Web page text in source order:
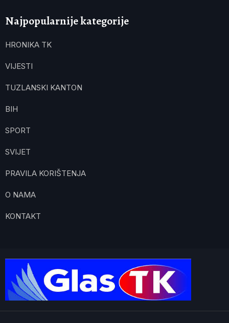
Najpopularnije kategorije
HRONIKA TK
VIJESTI
TUZLANSKI KANTON
BIH
SPORT
SVIJET
PRAVILA KORIŠTENJA
O NAMA
KONTAKT